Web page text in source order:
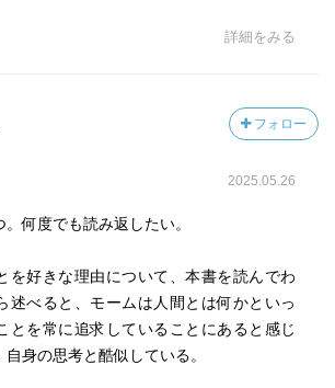
詳細をみる
フォロー
2025.05.26
何度でも読み返したい。
を好きな理由について、本書を読んでわ
述べると、モームは人間とは何かといっ
とを常に追求していることにあると感じ
身の思考と酷似している。